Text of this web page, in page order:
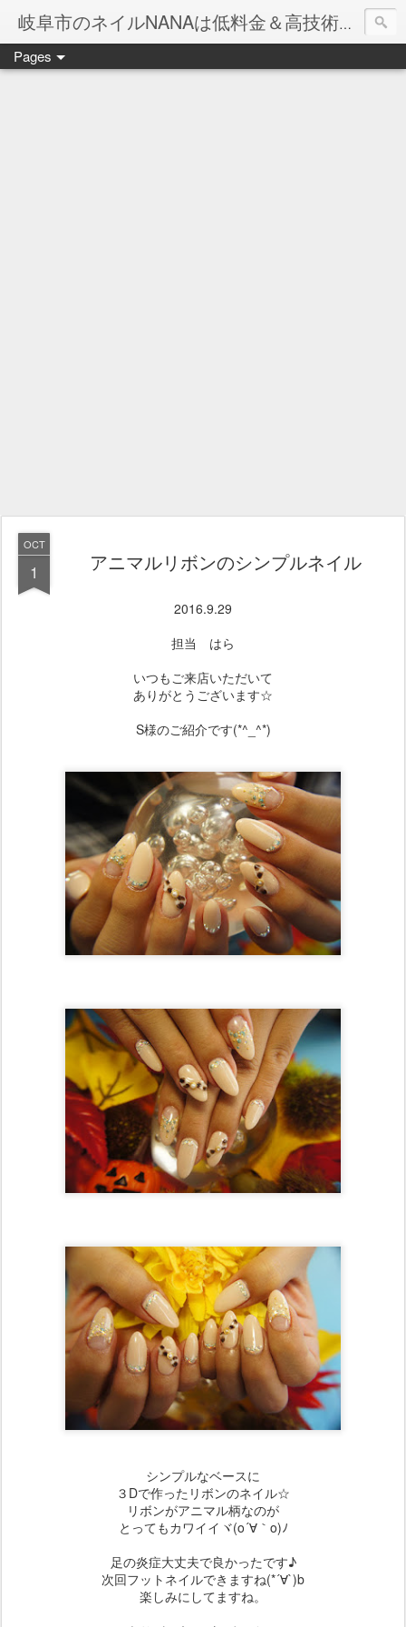
岐阜市のネイルNANAは低料金＆高技術のお店
ネイル岐阜市NANAです♪♪
Pages
OCT
1 アニマルリボンのシンプルネイル
2016.9.29
担当 はら
いつもご来店いただいて
ありがとうございます☆
S様のご紹介です(*^_^*)
シンプルなベースに
３Dで作ったリボンのネイル☆
リボンがアニマル柄なのが
とってもカワイイヾ(o´∀｀o)ﾉ
足の炎症大丈夫で良かったです♪
次回フットネイルできますね(*´∀`)b
楽しみにしてますね。